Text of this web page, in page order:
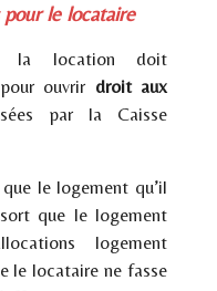
pour le locataire
la location doit
ouvrir droit aux
par la Caisse
le logement qu’il
que le logement
logement
le locataire ne fasse